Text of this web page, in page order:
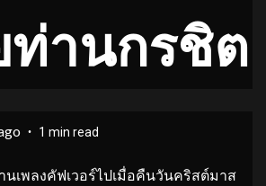
ท่านกรชิต
1 min read
นเพลงคัฟเวอร์ไปเมื่อคืนวันคริสต์มาส